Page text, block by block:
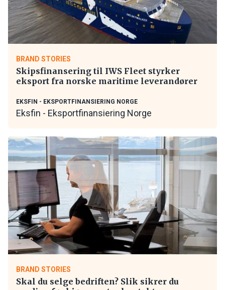
BRAND STORIES
Skipsfinansering til IWS Fleet styrker
eksport fra norske maritime leverandører
EKSFIN - EKSPORTFINANSIERING NORGE
Eksfin - Eksportfinansiering Norge
BRAND STORIES
Skal du selge bedriften? Slik sikrer du